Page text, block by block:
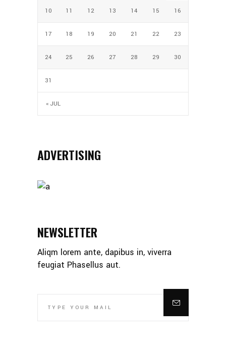
« JUL
10 11 12 13 14 15 16
17 18 19 20 21 22 23
24 25 26 27 28 29 30
31
ADVERTISING
NEWSLETTER
Aliqm lorem ante, dapibus in, viverra
feugiat Phasellus aut.